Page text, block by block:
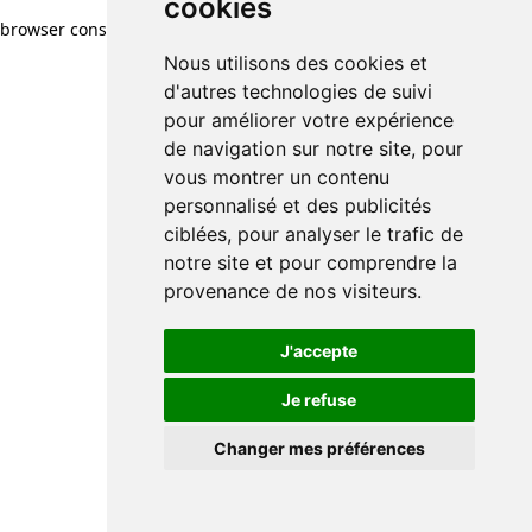
cookies
Nous utilisons des cookies et
d'autres technologies de suivi
pour améliorer votre expérience
de navigation sur notre site, pour
vous montrer un contenu
personnalisé et des publicités
ciblées, pour analyser le trafic de
notre site et pour comprendre la
provenance de nos visiteurs.
J'accepte
Je refuse
Changer mes préférences
browser console for more information)